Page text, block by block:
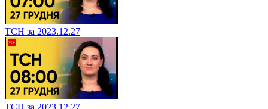
ТСН за 2023.12.27
ТСН за 2023.12.27